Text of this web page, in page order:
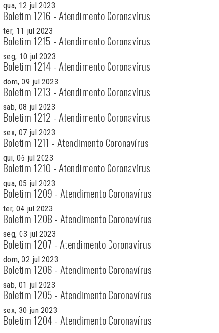
qua, 12 jul 2023
Boletim 1216 - Atendimento Coronavírus
ter, 11 jul 2023
Boletim 1215 - Atendimento Coronavírus
seg, 10 jul 2023
Boletim 1214 - Atendimento Coronavírus
dom, 09 jul 2023
Boletim 1213 - Atendimento Coronavírus
sab, 08 jul 2023
Boletim 1212 - Atendimento Coronavírus
sex, 07 jul 2023
Boletim 1211 - Atendimento Coronavírus
qui, 06 jul 2023
Boletim 1210 - Atendimento Coronavírus
qua, 05 jul 2023
Boletim 1209 - Atendimento Coronavírus
ter, 04 jul 2023
Boletim 1208 - Atendimento Coronavírus
seg, 03 jul 2023
Boletim 1207 - Atendimento Coronavírus
dom, 02 jul 2023
Boletim 1206 - Atendimento Coronavírus
sab, 01 jul 2023
Boletim 1205 - Atendimento Coronavírus
sex, 30 jun 2023
Boletim 1204 - Atendimento Coronavírus